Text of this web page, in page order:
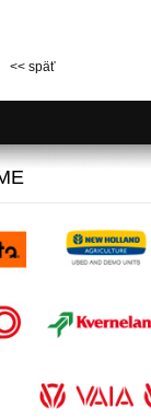
<< späť